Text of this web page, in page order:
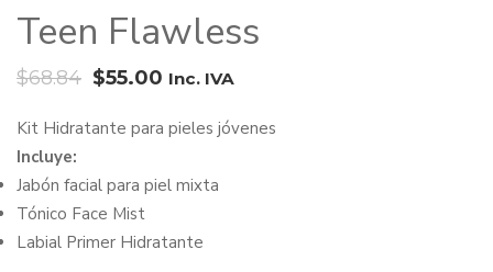
Teen Flawless
$68.84 El
original
era:
$68.84.
$55.00 El
actual
es:
Inc. IVA
Kit Hidratante para pieles jóvenes
Incluye:
Jabón facial para piel mixta
Tónico Face Mist
Labial Primer Hidratante